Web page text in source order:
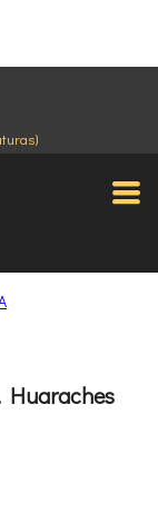
Huaraches